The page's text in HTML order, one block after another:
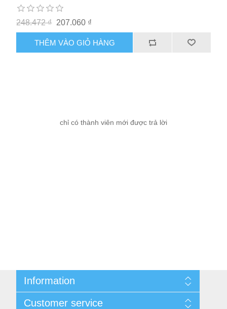
248.472 ₫ 207.060 ₫
THÊM VÀO GIỎ HÀNG
chỉ có thành viên mới được trả lời
Information
Thông tin liên hệ
Customer service